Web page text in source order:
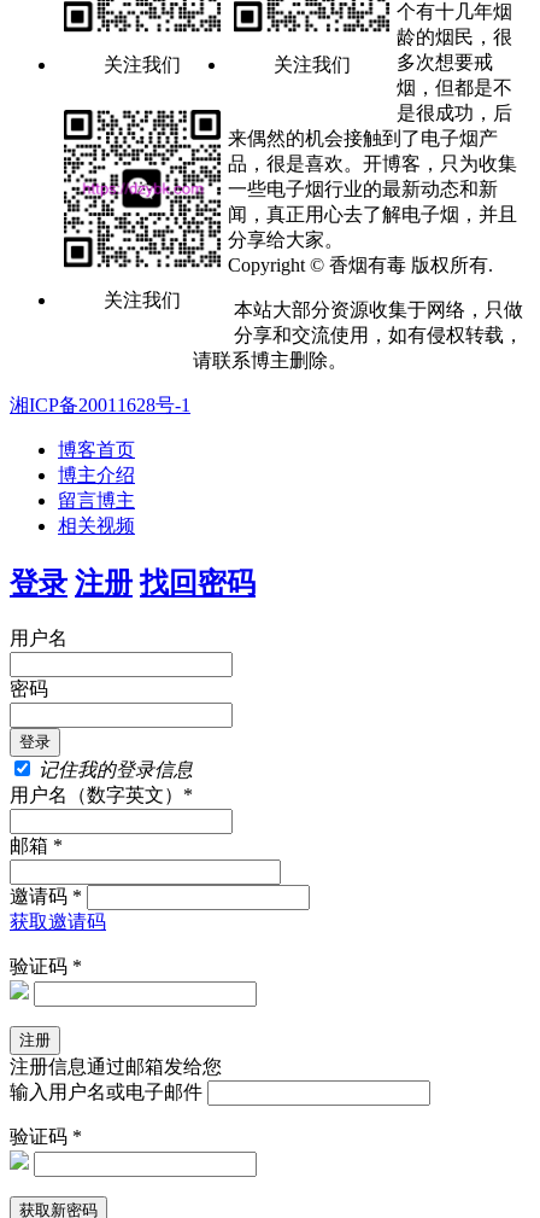
关注我们 关注我们
关注我们
个有十几年烟
龄的烟民，很
多次想要戒
烟，但都是不
是很成功，后
来偶然的机会接触到了电子烟产
品，很是喜欢。开博客，只为收集
一些电子烟行业的最新动态和新
闻，真正用心去了解电子烟，并且
分享给大家。
Copyright © 香烟有毒 版权所有.
本站大部分资源收集于网络，只做
分享和交流使用，如有侵权转载，
请联系博主删除。
湘ICP备20011628号-1
博客首页
博主介绍
留言博主
相关视频
登录 注册 找回密码
用户名
密码
记住我的登录信息
用户名（数字英文）*
邮箱 *
邀请码 *
获取邀请码
验证码 *
注册信息通过邮箱发给您
输入用户名或电子邮件
验证码 *